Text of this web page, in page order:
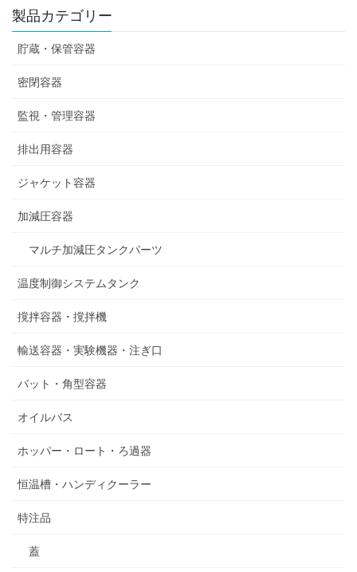
製品カテゴリー
貯蔵・保管容器
密閉容器
監視・管理容器
排出用容器
ジャケット容器
加減圧容器
マルチ加減圧タンクパーツ
温度制御システムタンク
撹拌容器・撹拌機
輸送容器・実験機器・注ぎ口
バット・角型容器
オイルバス
ホッパー・ロート・ろ過器
恒温槽・ハンディクーラー
特注品
蓋